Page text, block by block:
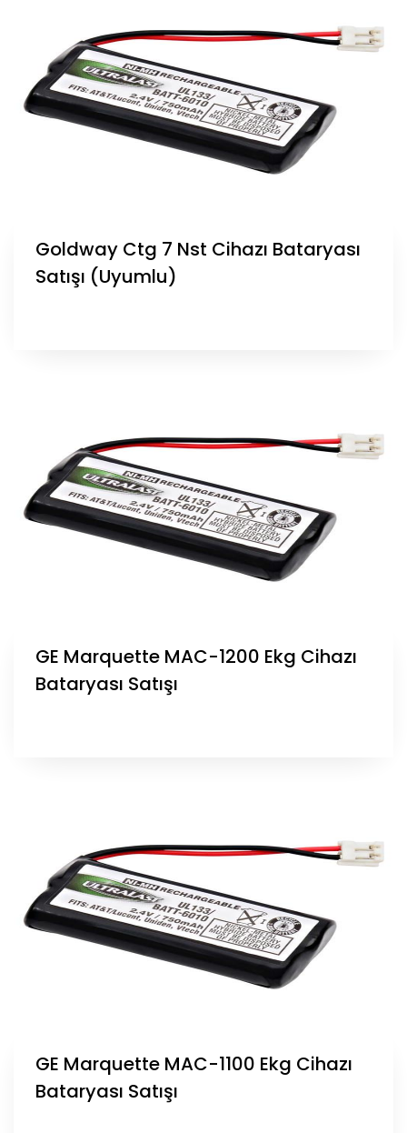
Goldway Ctg 7 Nst Cihazı Bataryası
Satışı (Uyumlu)
GE Marquette MAC-1200 Ekg Cihazı
Bataryası Satışı
GE Marquette MAC-1100 Ekg Cihazı
Bataryası Satışı